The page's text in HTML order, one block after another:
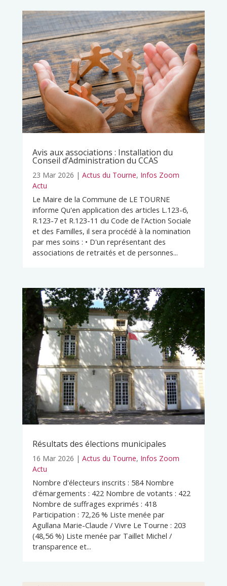
Avis aux associations : Installation du
Conseil d’Administration du CCAS
23 Mar 2026 | Actus du Tourne, Infos Zoom
Actu
Le Maire de la Commune de LE TOURNE
informe Qu'en application des articles L.123-6,
R.123-7 et R.123-11 du Code de l'Action Sociale
et des Familles, il sera procédé à la nomination
par mes soins : • D'un représentant des
associations de retraités et de personnes...
Résultats des élections municipales
16 Mar 2026 | Actus du Tourne, Infos Zoom
Actu
Nombre d'électeurs inscrits : 584 Nombre
d'émargements : 422 Nombre de votants : 422
Nombre de suffrages exprimés : 418
Participation : 72,26 % Liste menée par
Agullana Marie-Claude / Vivre Le Tourne : 203
(48,56 %) Liste menée par Taillet Michel /
transparence et...